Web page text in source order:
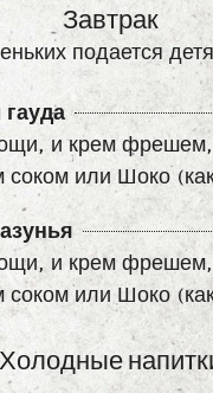
Завтрак
подается
и крем фрешем,
соком или Шоко
и крем фрешем,
соком или Шоко
Холодные